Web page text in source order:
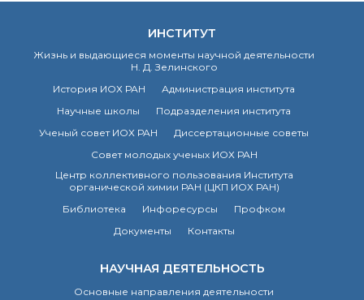
ИНСТИТУТ
Жизнь и выдающиеся моменты научной деятельности
Н. Д. Зелинского
История ИОХ РАН
Администрация института
Научные школы
Подразделения института
Ученый совет ИОХ РАН
Диссертационные советы
Совет молодых ученых ИОХ РАН
Центр коллективного пользования Института
органической химии РАН (ЦКП ИОХ РАН)
Библиотека
Инфоресурсы
Профком
Документы
Контакты
НАУЧНАЯ ДЕЯТЕЛЬНОСТЬ
Основные направления деятельности